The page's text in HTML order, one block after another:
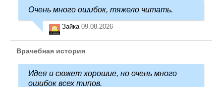
Очень много ошибок, тяжело читать.
Зайка 09.08.2026
Врачебная история
Идея и сюжет хорошие, но очень много
ошибок всех типов.